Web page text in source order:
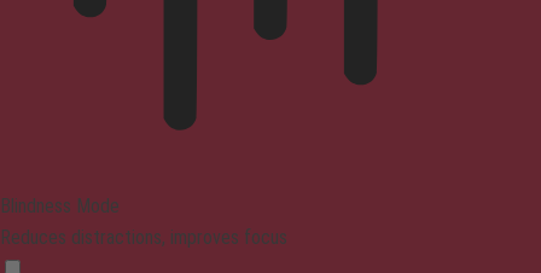
Blindness Mode
Reduces distractions, improves focus